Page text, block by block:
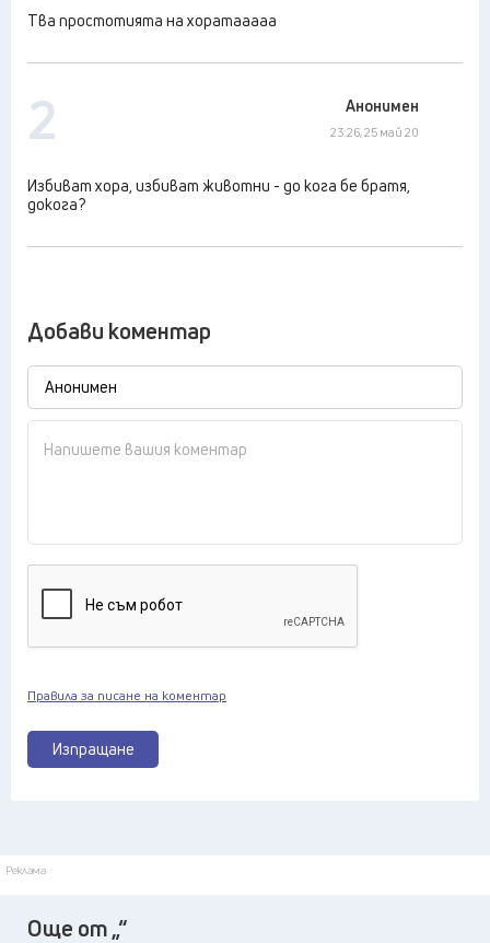
Тва простотията на хоратааааа
2 Анонимен
23:26, 25 май 20
Избиват хора, избиват животни - до кога бе братя,
докога?
Добави коментар
Изпращане
Правила за писане на коментар
Реклама
Още от „“